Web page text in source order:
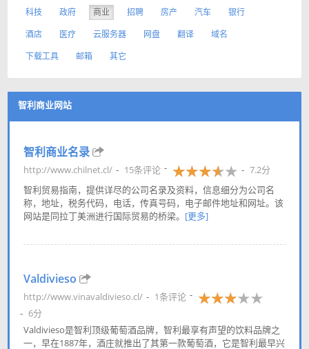
科技
政府 商业 招聘 房产 汽车
银行
酒店
医疗 云服务器 网盘 翻译
域名
下载工具
邮箱 其它
智利商业网站
智利商业名录
http://www.chilnet.cl/ 15条评论
7.2分
智利贸易指南，提供详尽的公司名录及资料，信息细分为公司名
称，地址，税务代码，电话，传真号码，电子邮件地址和网址。该
网站是同拉丁美洲进行国际贸易的桥梁。 [更多]
Valdivieso
http://www.vinavaldivieso.cl/
1条评论
6分
Valdivieso是智利顶级葡萄酒品牌，智利最享有声望的饮料品牌之
一，早在1887年，酒庄就推出了其第一款葡萄酒，它是智利最早兴